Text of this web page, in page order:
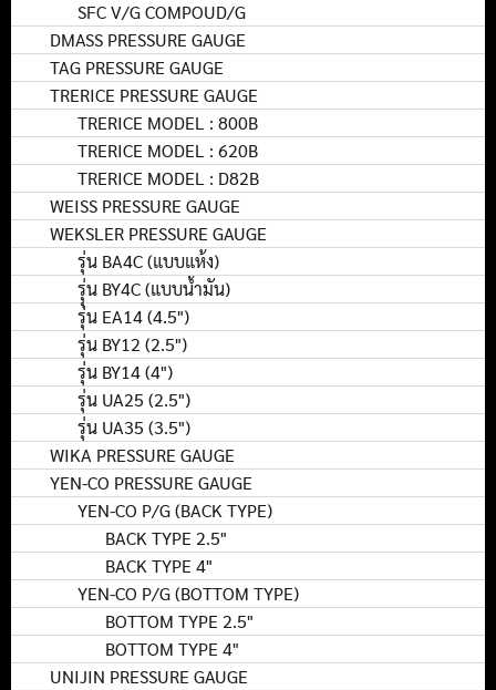
SFC V/G COMPOUD/G
DMASS PRESSURE GAUGE
TAG PRESSURE GAUGE
TRERICE PRESSURE GAUGE
TRERICE MODEL : 800B
TRERICE MODEL : 620B
TRERICE MODEL : D82B
WEISS PRESSURE GAUGE
WEKSLER PRESSURE GAUGE
รุ่น BA4C (แบบแห้ง)
รุุ่น BY4C (แบบน้ำมัน)
รุ่น EA14 (4.5")
รุ่น BY12 (2.5")
รุ่น BY14 (4")
รุ่น UA25 (2.5")
รุ่น UA35 (3.5")
WIKA PRESSURE GAUGE
YEN-CO PRESSURE GAUGE
YEN-CO P/G (BACK TYPE)
BACK TYPE 2.5"
BACK TYPE 4"
YEN-CO P/G (BOTTOM TYPE)
BOTTOM TYPE 2.5"
BOTTOM TYPE 4"
UNIJIN PRESSURE GAUGE